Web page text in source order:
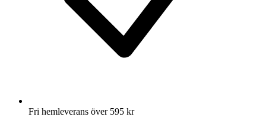
Fri hemleverans över 595 kr